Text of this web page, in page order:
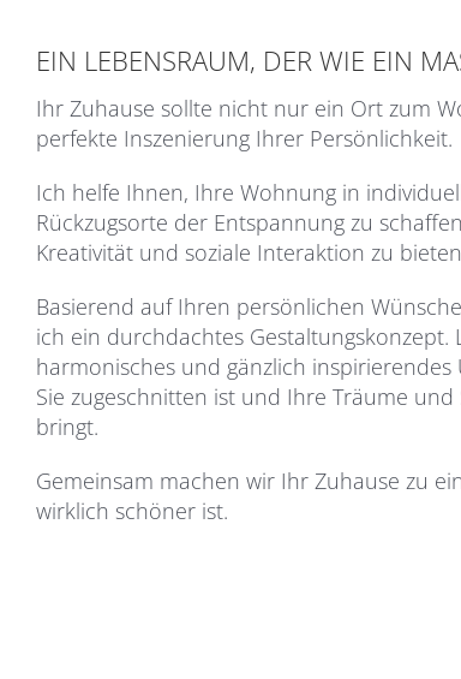
EIN LEBENSRAUM, DER WIE EIN
Ihr Zuhause sollte nicht nur ein Ort zum
perfekte Inszenierung Ihrer Persönlichkeit.
Ich helfe Ihnen, Ihre Wohnung in
Rückzugsorte der Entspannung zu
Kreativität und soziale Interaktion zu
Basierend auf Ihren persönlichen
ich ein durchdachtes Gestaltungskonzept.
harmonisches und gänzlich inspirierendes
Sie zugeschnitten ist und Ihre Träume
bringt.
Gemeinsam machen wir Ihr Zuhause zu
wirklich schöner ist.